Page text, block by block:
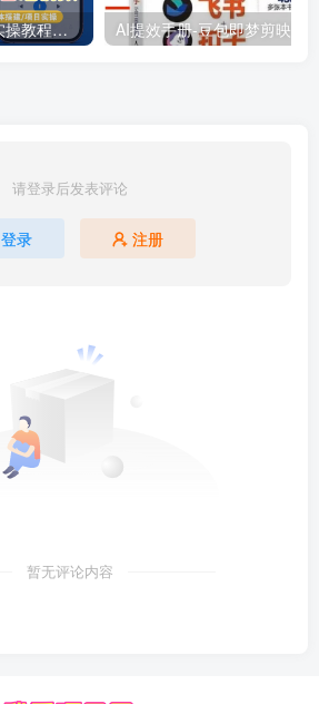
【Coze工作流搭建实操教程】【coze】早安情感电台日签视频还在手动做？用扣子工作流自动生成，省时90%
请登录后发表评论
登录 注册
暂无评论内容